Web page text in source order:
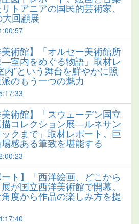
トアニアの国民的芸術家、
回顧展
美術館】「オルセー美術館所
内をめぐる物語」取材レ
内”という舞台を鮮やかに照
のもう一つの魅力
美術館】「スウェーデン国立
コレクション展―ルネサン
クまで」取材レポート。巨
感ある筆致を堪能する
ート】「西洋絵画、どこから
が国立西洋美術館で開幕。
度から作品の楽しみ方を提